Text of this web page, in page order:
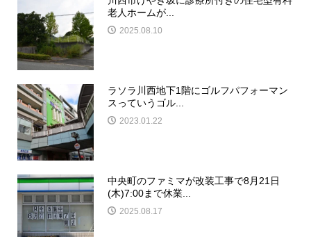
老人ホームが...
2025.08.10
ラソラ川西地下1階にゴルフパフォーマン
スっていうゴル...
2023.01.22
中央町のファミマが改装工事で8月21日
(木)7:00まで休業...
2025.08.17